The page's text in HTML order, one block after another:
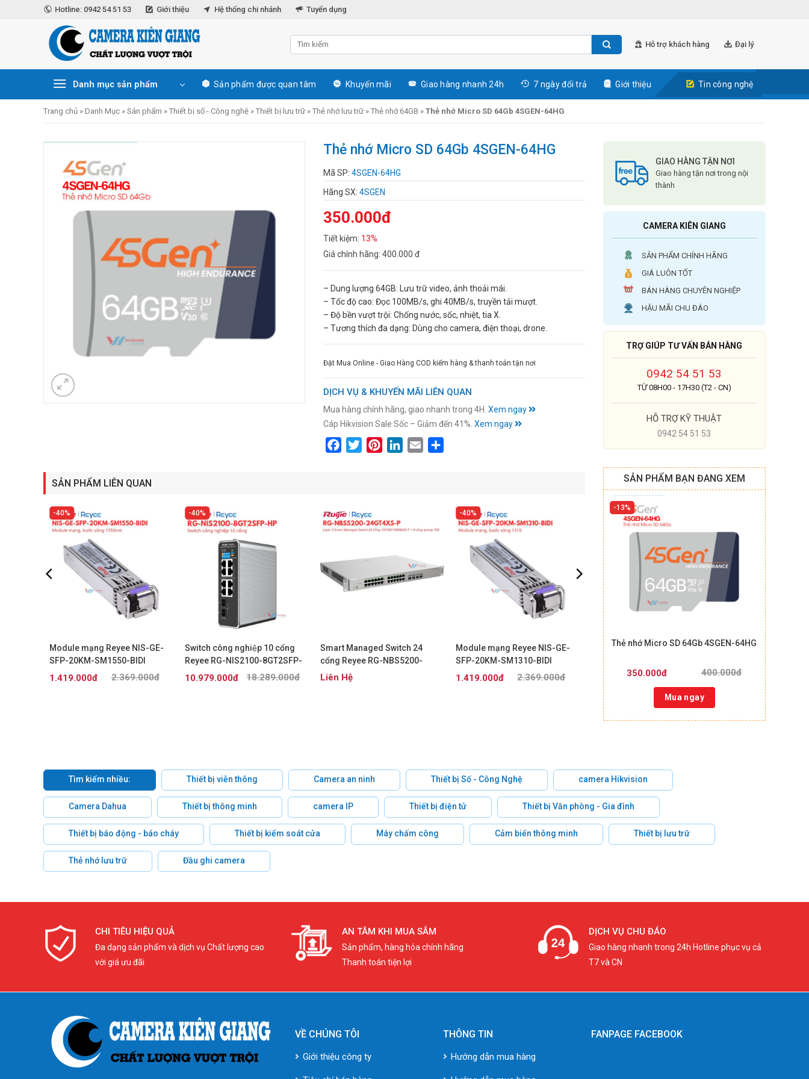
Hotline: 0942 54 51 53 Giới thiệu Hệ thống chi nhánh Tuyển dụng
Hỗ trợ khách hàng Đại lý
Danh mục sản phẩm Sản phẩm được quan tâm Khuyến mãi Giao hàng nhanh 24h 7 ngày đổi trả Giới thiệu Tin công nghệ
Trang chủ » Danh Mục » Sản phẩm » Thiết bị số - Công nghệ » Thiết bị lưu trữ » Thẻ nhớ lưu trữ » Thẻ nhớ 64GB » Thẻ nhớ Micro SD 64Gb 4SGEN-64HG
GIAO HÀNG TẬN NƠI
Giao hàng tận nơi trong nội
thành
CAMERA KIÊN GIANG
SẢN PHẨM CHÍNH HÃNG
GIÁ LUÔN TỐT
BÁN HÀNG CHUYÊN NGHIỆP
HẬU MÃI CHU ĐÁO
TRỢ GIÚP TƯ VẤN BÁN HÀNG
0942 54 51 53
TỪ 08H00 - 17H30 (T2 - CN)
HỖ TRỢ KỸ THUẬT
0942 54 51 53
SẢN PHẨM BẠN ĐANG XEM
13%
Thẻ nhớ Micro SD 64Gb 4SGEN-64HG
400.000đ
350.000đ
Mua ngay
Thẻ nhớ Micro SD 64Gb 4SGEN-64HG
Mã SP: 4SGEN-64HG
Hãng SX: 4SGEN
350.000đ
Tiết kiệm: 13%
Giá chính hãng: 400.000 đ
– Dung lượng 64GB: Lưu trữ video, ảnh thoải mái.
– Tốc độ cao: Đọc 100MB/s, ghi 40MB/s, truyền tải mượt.
– Độ bền vượt trội: Chống nước, sốc, nhiệt, tia X.
– Tương thích đa dạng: Dùng cho camera, điện thoại, drone.
Đặt Mua Online - Giao Hàng COD kiểm hàng & thanh toán tận nơi
DỊCH VỤ & KHUYẾN MÃI LIÊN QUAN
Mua hàng chính hãng, giao nhanh trong 4H. Xem ngay
Cáp Hikvision Sale Sốc – Giảm đến 41%. Xem ngay
FacebookTwitterPinterestLinkedIn
Email
SẢN PHẨM LIÊN QUAN
40%
Module mạng Reyee NIS-GE-
SFP-20KM-SM1550-BIDI
2.369.000đ
1.419.000đ
40%
Switch công nghiệp 10 cổng
Reyee RG-NIS2100-8GT2SFP-
HP
18.289.000đ
10.979.000đ
Smart Managed Switch 24
cổng Reyee RG-NBS5200-
24GT4XS-P
Liên Hệ
40%
Module mạng Reyee NIS-GE-
SFP-20KM-SM1310-BIDI
2.369.000đ
1.419.000đ
Tìm kiếm nhiều: Thiết bị viễn thông Camera an ninh Thiết bị Số - Công Nghệ camera Hikvision
Camera Dahua Thiết bị thông minh camera IP Thiết bị điện tử Thiết bị Văn phòng - Gia đình
Thiết bị báo động - báo cháy Thiết bị kiểm soát cửa Máy chấm công Cảm biến thông minh Thiết bị lưu trữ
Thẻ nhớ lưu trữ Đầu ghi camera
CHI TIÊU HIỆU QUẢ
Đa dạng sản phẩm và dịch vụ Chất lượng cao
với giá ưu đãi
AN TÂM KHI MUA SẮM
Sản phẩm, hàng hóa chính hãng
Thanh toán tiện lợi
DỊCH VỤ CHU ĐÁO
Giao hàng nhanh trong 24h Hotline phục vụ cả
T7 và CN
VỀ CHÚNG TÔI
Giới thiệu công ty
THÔNG TIN
Hướng dẫn mua hàng
FANPAGE FACEBOOK